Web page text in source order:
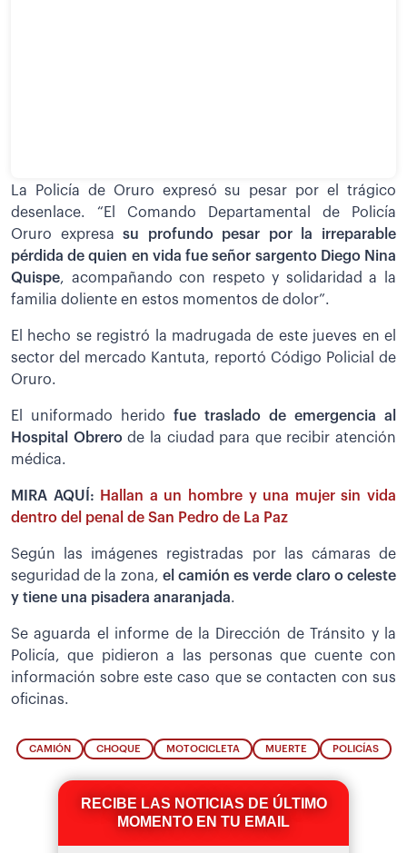
La Policía de Oruro expresó su pesar por el trágico
desenlace. “El Comando Departamental de Policía
Oruro expresasu profundo pesar por la irreparable
pérdida de quien en vida fue señor sargento Diego Nina
Quispe, acompañando con respeto y solidaridad a la
familia doliente en estos momentos de dolor”.
El hecho se registró la madrugada de este jueves en el
sector del mercado Kantuta, reportó Código Policial de
Oruro.
El uniformado herido fue traslado de emergencia al
Hospital Obrerode la ciudad para que recibir atención
médica.
MIRA AQUÍ:
Hallan a un hombre y una mujer sin vida
dentro del penal de San Pedro de La Paz
Según las imágenes registradas por las cámaras de
seguridad de la zona, el camión es verde claro o celeste
y tiene una pisadera anaranjada.
Se aguarda el informe de la Dirección de Tránsito y la
Policía, que pidieron a las personas que cuente con
información sobre este caso que se contacten con sus
oficinas.
CAMIÓN CHOQUE MOTOCICLETA MUERTE POLICÍAS
RECIBE LAS NOTICIAS DE ÚLTIMO
MOMENTO EN TU EMAIL